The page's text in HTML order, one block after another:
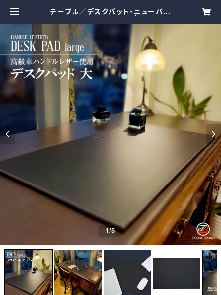
テーブル／デスクパット・ニューバー
Leather 公式オンラインショップ
1/5